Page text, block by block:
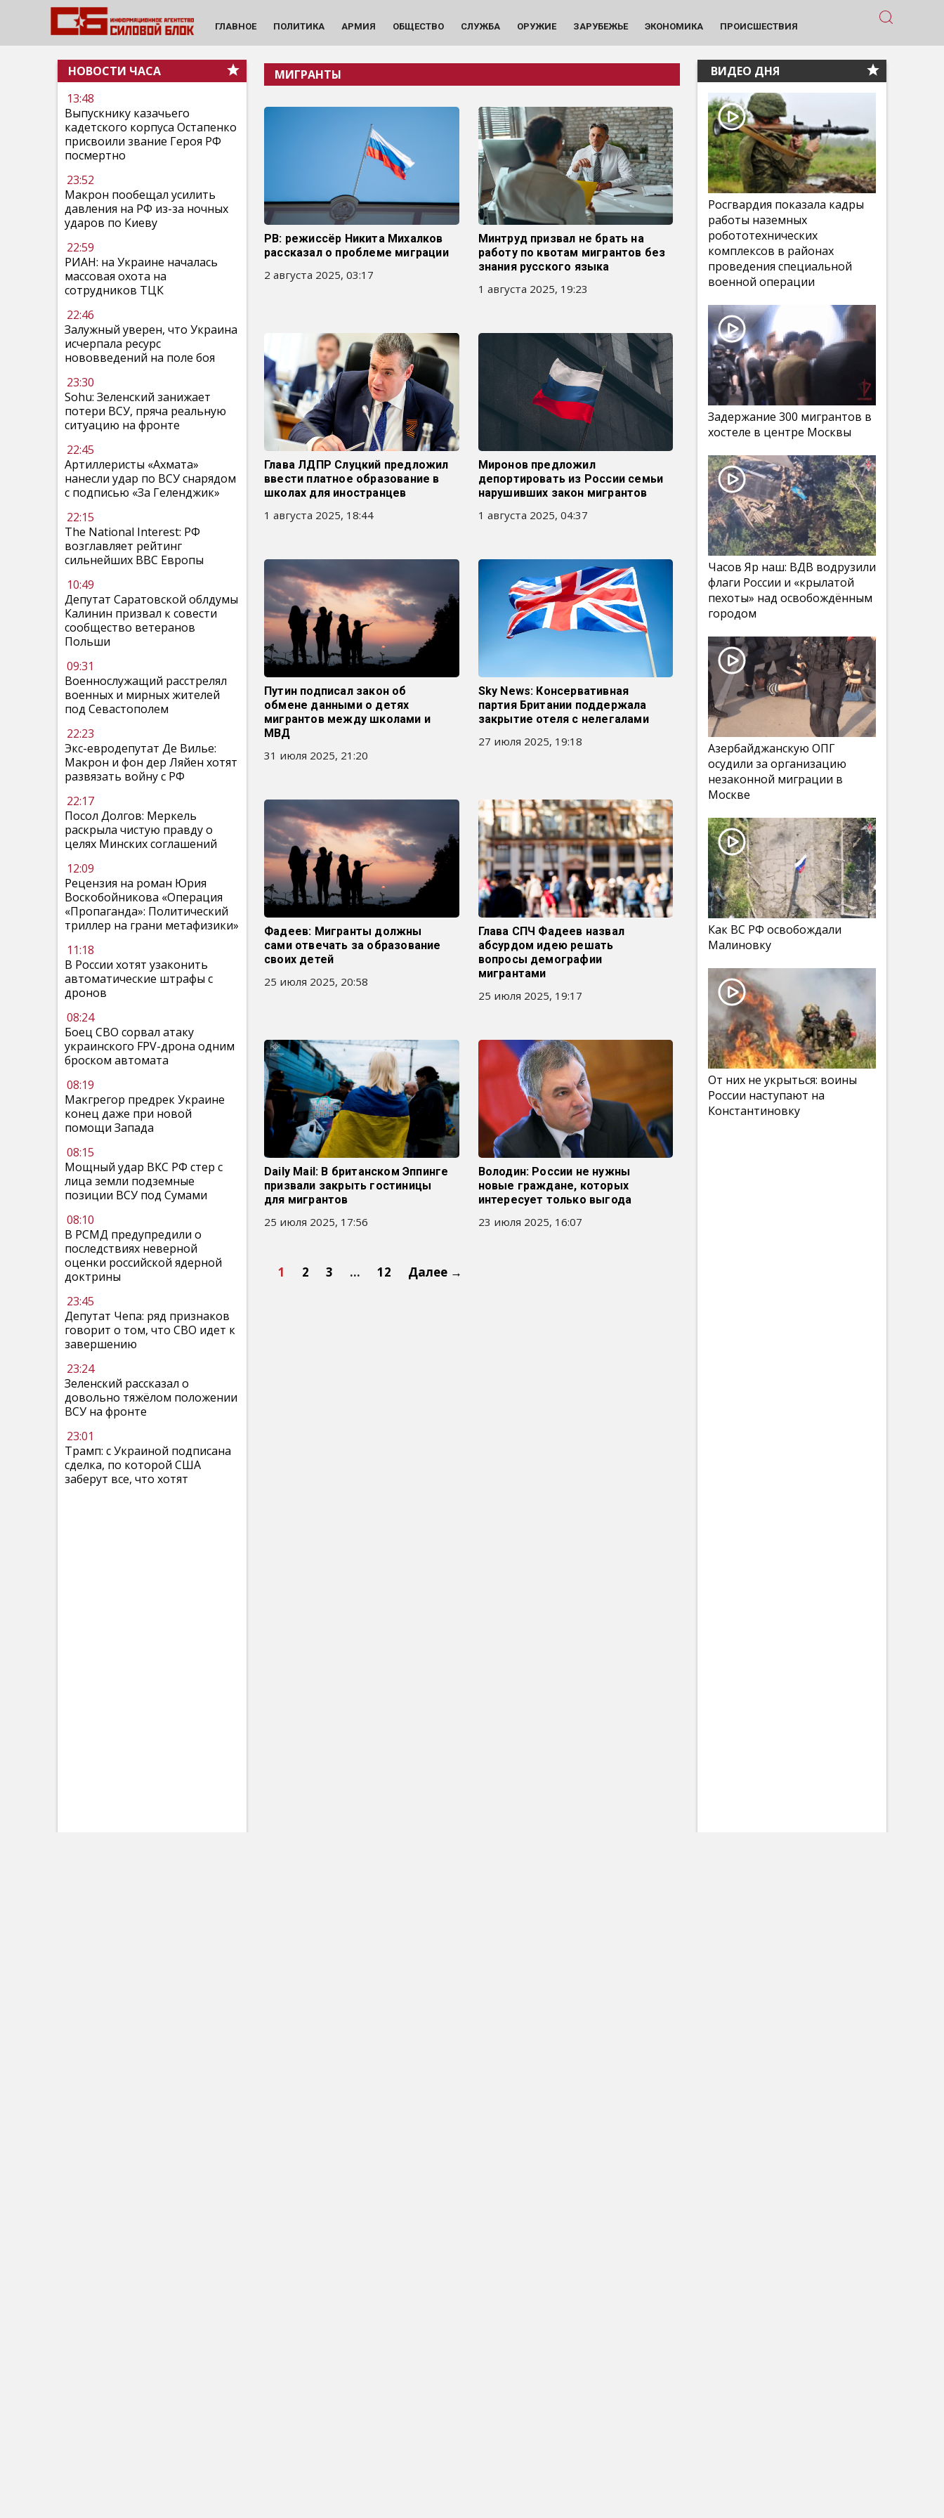
ГЛАВНОЕ ПОЛИТИКА АРМИЯ ОБЩЕСТВО СЛУЖБА ОРУЖИЕ ЗАРУБЕЖЬЕ ЭКОНОМИКА ПРОИСШЕСТВИЯ
НОВОСТИ ЧАСА
13:48
Выпускнику казачьего
кадетского корпуса Остапенко
присвоили звание Героя РФ
посмертно
23:52
Макрон пообещал усилить
давления на РФ из-за ночных
ударов по Киеву
22:59
РИАН: на Украине началась
массовая охота на
сотрудников ТЦК
22:46
Залужный уверен, что Украина
исчерпала ресурс
нововведений на поле боя
23:30
Sohu: Зеленский занижает
потери ВСУ, пряча реальную
ситуацию на фронте
22:45
Артиллеристы «Ахмата»
нанесли удар по ВСУ снарядом
с подписью «За Геленджик»
22:15
The National Interest: РФ
возглавляет рейтинг
сильнейших ВВС Европы
10:49
Депутат Саратовской облдумы
Калинин призвал к совести
сообщество ветеранов
Польши
09:31
Военнослужащий расстрелял
военных и мирных жителей
под Севастополем
22:23
Экс-евродепутат Де Вилье:
Макрон и фон дер Ляйен хотят
развязать войну с РФ
22:17
Посол Долгов: Меркель
раскрыла чистую правду о
целях Минских соглашений
12:09
Рецензия на роман Юрия
Воскобойникова «Операция
«Пропаганда»: Политический
триллер на грани метафизики»
11:18
В России хотят узаконить
автоматические штрафы с
дронов
08:24
Боец СВО сорвал атаку
украинского FPV-дрона одним
броском автомата
08:19
Макгрегор предрек Украине
конец даже при новой
помощи Запада
08:15
Мощный удар ВКС РФ стер с
лица земли подземные
позиции ВСУ под Сумами
08:10
В РСМД предупредили о
последствиях неверной
оценки российской ядерной
доктрины
23:45
Депутат Чепа: ряд признаков
говорит о том, что СВО идет к
завершению
23:24
Зеленский рассказал о
довольно тяжёлом положении
ВСУ на фронте
23:01
Трамп: с Украиной подписана
сделка, по которой США
заберут все, что хотят
МИГРАНТЫ
РВ: режиссёр Никита Михалков
рассказал о проблеме миграции
2 августа 2025, 03:17
Минтруд призвал не брать на
работу по квотам мигрантов без
знания русского языка
1 августа 2025, 19:23
Глава ЛДПР Слуцкий предложил
ввести платное образование в
школах для иностранцев
1 августа 2025, 18:44
Миронов предложил
депортировать из России семьи
нарушивших закон мигрантов
1 августа 2025, 04:37
Путин подписал закон об
обмене данными о детях
мигрантов между школами и
МВД
31 июля 2025, 21:20
Sky News: Консервативная
партия Британии поддержала
закрытие отеля с нелегалами
27 июля 2025, 19:18
Фадеев: Мигранты должны
сами отвечать за образование
своих детей
25 июля 2025, 20:58
Глава СПЧ Фадеев назвал
абсурдом идею решать
вопросы демографии
мигрантами
25 июля 2025, 19:17
Daily Mail: В британском Эппинге
призвали закрыть гостиницы
для мигрантов
25 июля 2025, 17:56
Володин: России не нужны
новые граждане, которых
интересует только выгода
23 июля 2025, 16:07
1 2 3 … 12 Далее →
ВИДЕО ДНЯ
Росгвардия показала кадры
работы наземных
робототехнических
комплексов в районах
проведения специальной
военной операции
Задержание 300 мигрантов в
хостеле в центре Москвы
Часов Яр наш: ВДВ водрузили
флаги России и «крылатой
пехоты» над освобождённым
городом
Азербайджанскую ОПГ
осудили за организацию
незаконной миграции в
Москве
Как ВС РФ освобождали
Малиновку
От них не укрыться: воины
России наступают на
Константиновку